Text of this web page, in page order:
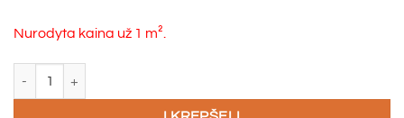
Nurodyta kaina už 1 m².